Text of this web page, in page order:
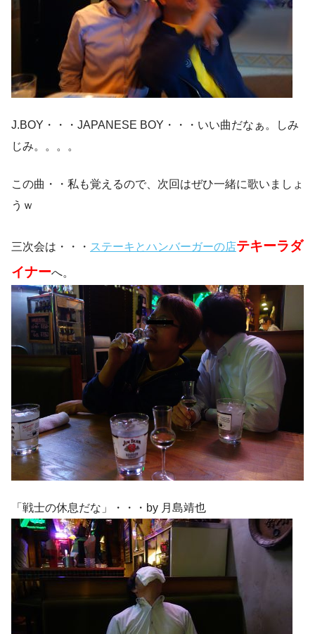
J.BOY・・・JAPANESE BOY・・・いい曲だなぁ。しみ
じみ。。。。
この曲・・私も覚えるので、次回はぜひ一緒に歌いましょ
うｗ
三次会は・・・ ステーキとハンバーガーの店テキーラダ
イナーへ。
「戦士の休息だな」・・・by 月島靖也